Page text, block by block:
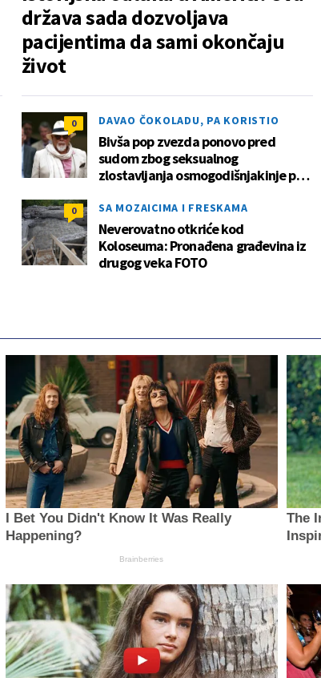
država sada dozvoljava
pacijentima da sami okončaju
život
0 DAVAO ČOKOLADU, PA KORISTIO
Bivša pop zvezda ponovo pred
sudom zbog seksualnog
zlostavljanja osmogodišnjakinje pre
0 SA MOZAICIMA I FRESKAMA
Neverovatno otkriće kod
Koloseuma: Pronađena građevina iz
drugog veka FOTO
I Bet You Didn't Know It Was Really
Happening?
Brainberries
The